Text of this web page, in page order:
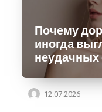
Почему
иногда
неудачных
12.07.2026